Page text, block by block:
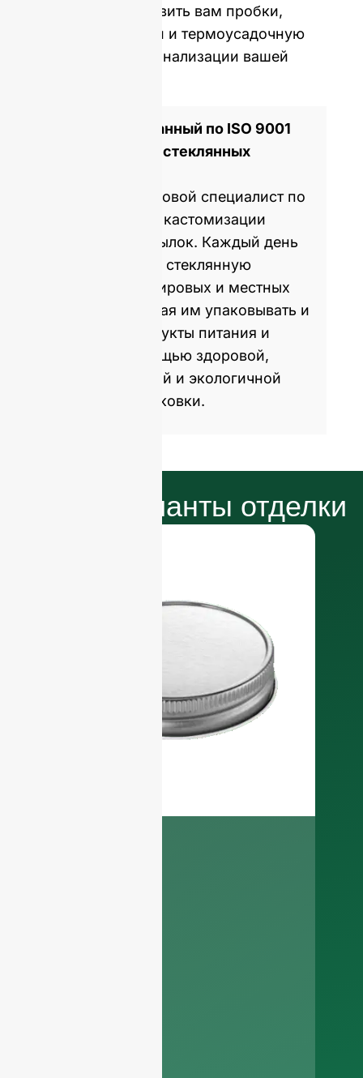
можем предоставить вам пробки,
крышки, этикетки и термоусадочную
пленку для персонализации вашей
Сертифицированный по ISO 9001
производитель стеклянных
GlassRock - мировой специалист по
производству и кастомизации
стеклянных бутылок. Каждый день
мы производим стеклянную
упаковку для мировых и местных
брендов, помогая им упаковывать и
продавать продукты питания и
напитки с помощью здоровой,
привлекательной и экологичной
стеклянной упаковки.
Наши варианты отделки